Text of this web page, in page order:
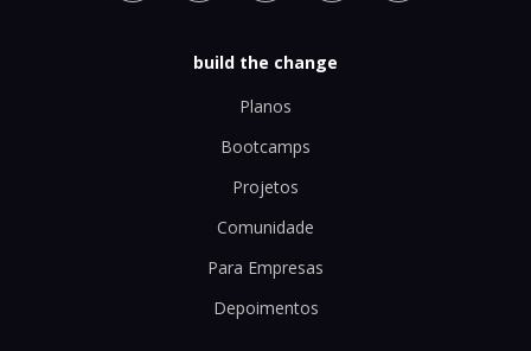
build the change
Planos
Bootcamps
Projetos
Comunidade
Para Empresas
Depoimentos